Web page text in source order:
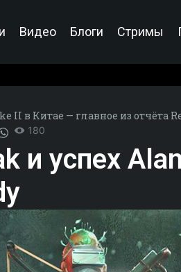
Видео Блоги Стримы
II в Китае — главное из отчёта
180
и успех